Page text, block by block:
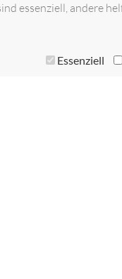
essenziell, andere
Essenziell